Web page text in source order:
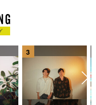
たまスーパーアリーナで
3